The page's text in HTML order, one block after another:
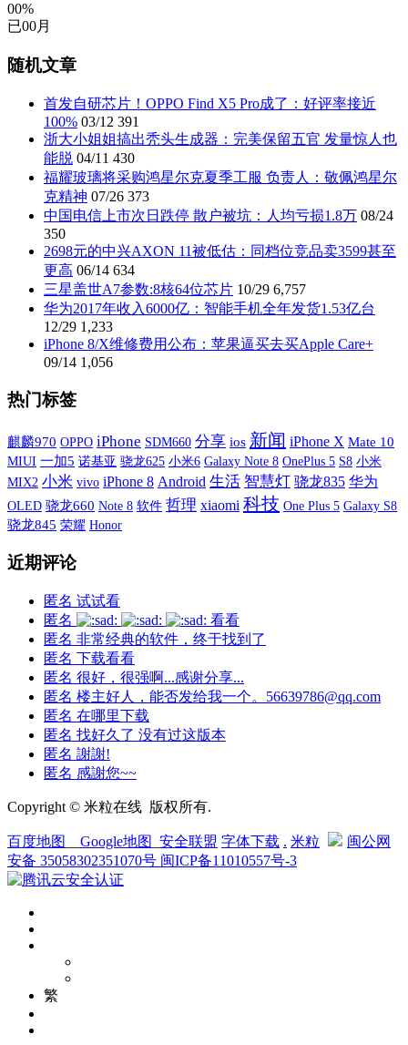
00%
已00月
随机文章
首发自研芯片！OPPO Find X5 Pro成了：好评率接近
100% 03/12 391
浙大小姐姐搞出秃头生成器：完美保留五官 发量惊人也
能脱 04/11 430
福耀玻璃将采购鸿星尔克夏季工服 负责人：敬佩鸿星尔
克精神 07/26 373
中国电信上市次日跌停 散户被坑：人均亏损1.8万 08/24
350
2698元的中兴AXON 11被低估：同档位竞品卖3599甚至
更高 06/14 634
三星盖世A7参数:8核64位芯片 10/29 6,757
华为2017年收入6000亿：智能手机全年发货1.53亿台
12/29 1,233
iPhone 8/X维修费用公布：苹果逼买去买Apple Care+
09/14 1,056
热门标签
麒麟970 OPPO iPhone SDM660 分享 ios 新闻 iPhone X Mate 10
MIUI 一加5 诺基亚 骁龙625 小米6 Galaxy Note 8 OnePlus 5 S8 小米
MIX2 小米 vivo iPhone 8 Android 生活 智慧灯 骁龙835 华为
OLED 骁龙660 Note 8 软件 哲理 xiaomi 科技 One Plus 5 Galaxy S8
骁龙845 荣耀 Honor
近期评论
匿名 试试看
匿名
看看
匿名 非常经典的软件，终于找到了
匿名 下载看看
匿名 很好，很强啊...感谢分享...
匿名 楼主好人，能否发给我一个。56639786@qq.com
匿名 在哪里下载
匿名 找好久了 没有过这版本
匿名 謝謝!
匿名 感謝您~~
Copyright © 米粒在线 版权所有.
百度地图 Google地图 安全联盟 字体下载 . 米粒
闽公网
安备 35058302351070号 闽ICP备11010557号-3
繁